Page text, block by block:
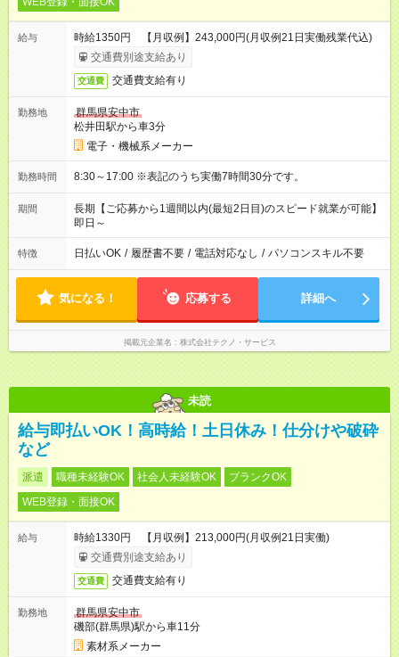
給与
時給1350円 【月収例】243,000円(月収例21日実働残業代込)
交通費別途支給あり
交通費 交通費支給有り
勤務地
群馬県安中市
松井田駅から車3分
電子・機械系メーカー
勤務時間 8:30～17:00 ※表記のうち実働7時間30分です。
期間
長期【ご応募から1週間以内(最短2日目)のスピード就業が可能】
即日～
特徴 日払いOK / 履歴書不要 / 電話対応なし / パソコンスキル不要
気になる！ 応募する 詳細へ
掲載元企業名 株式会社テクノ・サービス
未読
給与即払いOK！高時給！土日休み！仕分けや破砕
など
派遣 職種未経験OK 社会人未経験OK
ブランクOK
WEB登録・面接OK
給与
時給1330円 【月収例】213,000円(月収例21日実働)
交通費別途支給あり
交通費 交通費支給有り
勤務地
群馬県安中市
磯部(群馬県)駅から車11分
素材系メーカー